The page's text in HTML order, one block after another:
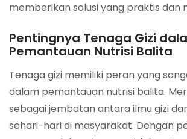
memberikan solusi yang praktis dan
Pentingnya Tenaga Gizi
Pemantauan Nutrisi Balita
Tenaga gizi memiliki peran yang
dalam pemantauan nutrisi balita.
sebagai jembatan antara ilmu gizi
sehari-hari di masyarakat. Dengan